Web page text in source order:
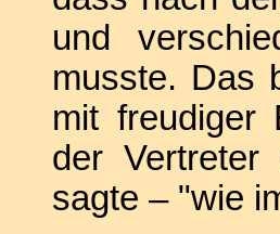
und
musste. Das
mit freudiger
der
sagte – "wie